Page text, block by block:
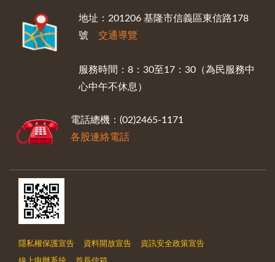
地址：201206 基隆市信義區東信路178
號 交通導覽
服務時間：8：30至17：30（為民服務中
心中午不休息）
電話總機：(02)2465-1171
各股連絡電話
隱私權保護宣告 資料開放宣告 資訊安全政策宣告